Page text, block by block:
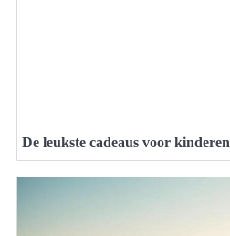
De leukste cadeaus voor kinderen